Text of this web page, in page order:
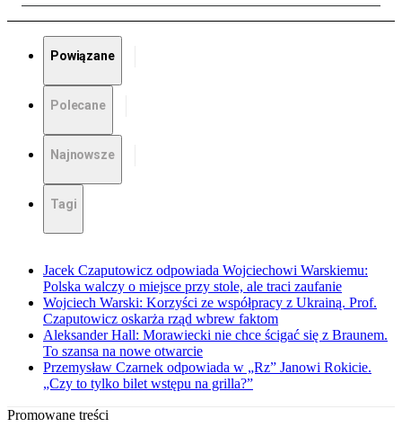
Powiązane
Polecane
Najnowsze
Tagi
Jacek Czaputowicz odpowiada Wojciechowi Warskiemu:
Polska walczy o miejsce przy stole, ale traci zaufanie
Wojciech Warski: Korzyści ze współpracy z Ukrainą. Prof.
Czaputowicz oskarża rząd wbrew faktom
Aleksander Hall: Morawiecki nie chce ścigać się z Braunem.
To szansa na nowe otwarcie
Przemysław Czarnek odpowiada w „Rz” Janowi Rokicie.
„Czy to tylko bilet wstępu na grilla?”
Promowane treści